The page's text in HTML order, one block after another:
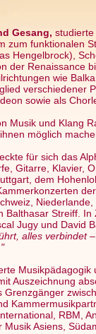
Gesang,
zum funktionalen
Hengelbrock),
der Renaissance
wie
verschiedener
sowie als
Musik und Klang
möglich
für sich das
Gitarre, Klavier,
dem
Balthasar Streiff.
Jugy und David
alles verbindet
Musikpädagogik
Auszeichnung
Grenzgänger
RBM,
Asiens,